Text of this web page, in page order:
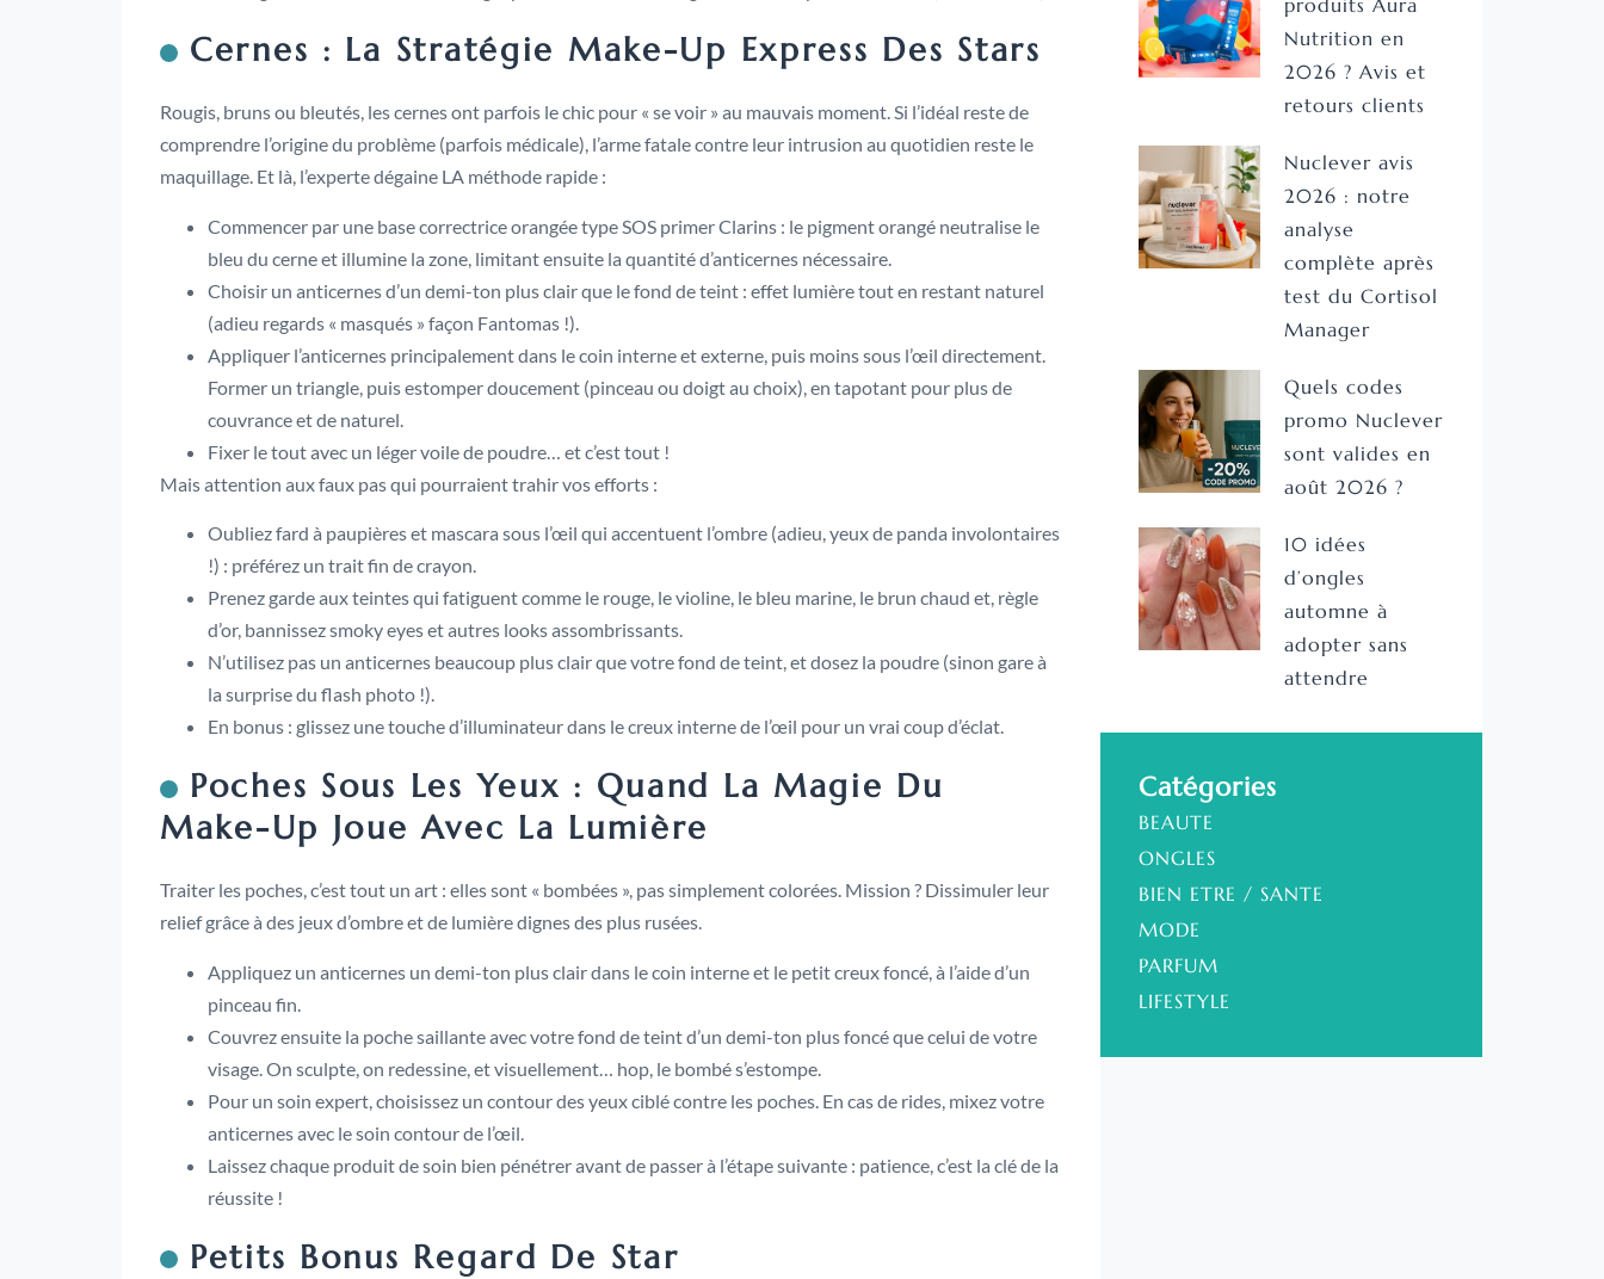
Cernes : La Stratégie Make-Up Express Des Stars
Rougis, bruns ou bleutés, les cernes ont parfois le chic pour « se voir » au mauvais moment. Si l’idéal reste de
comprendre l’origine du problème (parfois médicale), l’arme fatale contre leur intrusion au quotidien reste le
maquillage. Et là, l’experte dégaine LA méthode rapide :
Commencer par une base correctrice orangée type SOS primer Clarins : le pigment orangé neutralise le
bleu du cerne et illumine la zone, limitant ensuite la quantité d’anticernes nécessaire.
Choisir un anticernes d’un demi-ton plus clair que le fond de teint : effet lumière tout en restant naturel
(adieu regards « masqués » façon Fantomas !).
Appliquer l’anticernes principalement dans le coin interne et externe, puis moins sous l’œil directement.
Former un triangle, puis estomper doucement (pinceau ou doigt au choix), en tapotant pour plus de
couvrance et de naturel.
Fixer le tout avec un léger voile de poudre… et c’est tout !
Mais attention aux faux pas qui pourraient trahir vos efforts :
Oubliez fard à paupières et mascara sous l’œil qui accentuent l’ombre (adieu, yeux de panda involontaires
!) : préférez un trait fin de crayon.
Prenez garde aux teintes qui fatiguent comme le rouge, le violine, le bleu marine, le brun chaud et, règle
d’or, bannissez smoky eyes et autres looks assombrissants.
N’utilisez pas un anticernes beaucoup plus clair que votre fond de teint, et dosez la poudre (sinon gare à
la surprise du flash photo !).
En bonus : glissez une touche d’illuminateur dans le creux interne de l’œil pour un vrai coup d’éclat.
Poches Sous Les Yeux : Quand La Magie Du
Make-Up Joue Avec La Lumière
Traiter les poches, c’est tout un art : elles sont « bombées », pas simplement colorées. Mission ? Dissimuler leur
relief grâce à des jeux d’ombre et de lumière dignes des plus rusées.
Appliquez un anticernes un demi-ton plus clair dans le coin interne et le petit creux foncé, à l’aide d’un
pinceau fin.
Couvrez ensuite la poche saillante avec votre fond de teint d’un demi-ton plus foncé que celui de votre
visage. On sculpte, on redessine, et visuellement… hop, le bombé s’estompe.
Pour un soin expert, choisissez un contour des yeux ciblé contre les poches. En cas de rides, mixez votre
anticernes avec le soin contour de l’œil.
Laissez chaque produit de soin bien pénétrer avant de passer à l’étape suivante : patience, c’est la clé de la
réussite !
Petits Bonus Regard De Star
produits Aura
Nutrition en
2026 ? Avis et
retours clients
Nuclever avis
2026 : notre
analyse
complète après
test du Cortisol
Manager
Quels codes
promo Nuclever
sont valides en
août 2026 ?
10 idées
d’ongles
automne à
adopter sans
attendre
Catégories
BEAUTE
ONGLES
BIEN ETRE / SANTE
MODE
PARFUM
LIFESTYLE